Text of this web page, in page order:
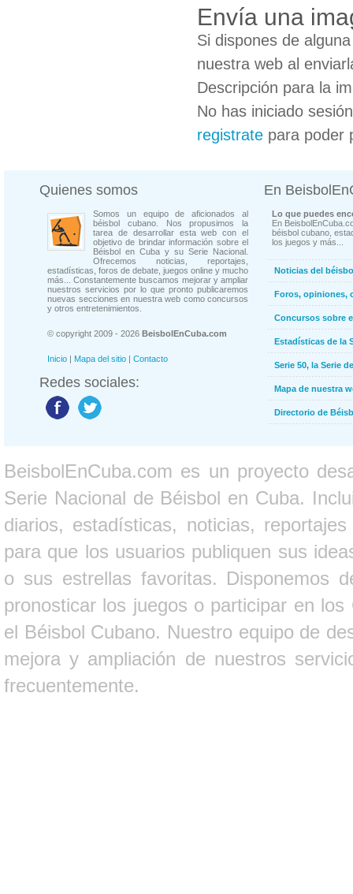
Envía una
Si dispones de
nuestra web al
Descripción para la
No has iniciado
registrate para poder
Quienes somos
Somos un equipo de aficionados al
béisbol cubano. Nos propusimos la
tarea de desarrollar esta web con el
objetivo de brindar información sobre el
Béisbol en Cuba y su Serie Nacional.
Ofrecemos noticias, reportajes,
estadísticas, foros de debate, juegos online y mucho
más... Constantemente buscamos mejorar y ampliar
nuestros servicios por lo que pronto publicaremos
nuevas secciones en nuestra web como concursos
y otros entretenimientos.
© copyright 2009 - 2026 BeisbolEnCuba.com
Inicio | Mapa del sitio | Contacto
Redes sociales:
En
Lo que puedes
En
béisbol cubano,
los juegos y más...
Noticias del
Foros, opiniones,
Concursos sobre
Estadísticas de la
Serie 50, la Serie
Mapa de nuestra
Directorio de
BeisbolEnCuba.com es un proyecto
Serie Nacional de Béisbol en Cuba.
diarios, estadísticas, noticias,
para que los usuarios publiquen sus
o sus estrellas favoritas. Disponemos
pronosticar los juegos o participar en
el Béisbol Cubano. Nuestro equipo de
mejora y ampliación de nuestros
frecuentemente.